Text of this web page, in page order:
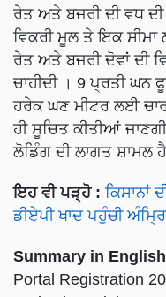
ਰੇਤ ਅਤੇ ਬਜਰੀ ਦੀ ਵਧ
ਵਿਕਰੀ ਮੂਲ ਤੇ ਇਕ ਸੀਮਾ
ਰੇਤ ਅਤੇ ਬਜਰੀ ਦੋਵਾਂ ਦੀ
ਚਾਹੀਦੀ । 9 ਪ੍ਰਤੀ
ਹਰੇਕ ਘਣ ਮੀਟਰ ਲਈ
ਹੀ ਸੂਚਿਤ ਕੀਤੀਆਂ
ਲੋਡਿੰਗ ਦੀ ਲਾਗਤ ਸ਼ਾਮਲ
ਇਹ ਵੀ ਪੜ੍ਹੋ : ਕਿਸਾਨਾਂ
ਡੀਏਪੀ ਖਾਦ ਪਹੁੰਚੀ
Summary in
Portal Registration